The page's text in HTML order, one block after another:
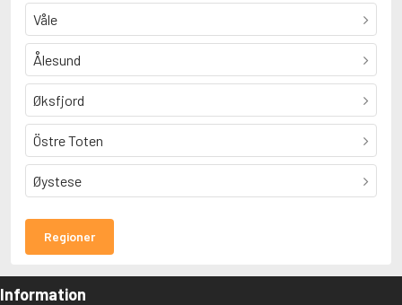
Våle
Ålesund
Øksfjord
Östre Toten
Øystese
Regioner
Information